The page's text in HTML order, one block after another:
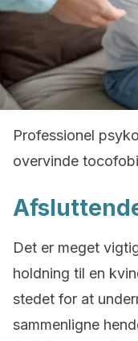
Professionel
overvinde
Det er meget
holdning til en
stedet for at
sammenligne